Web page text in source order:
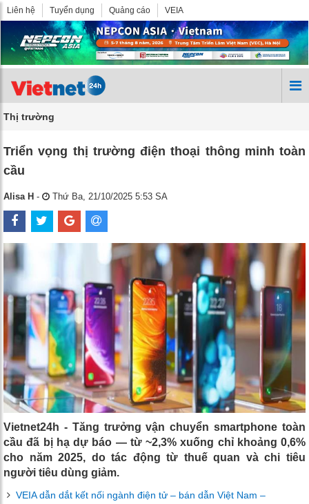
Liên hệ Tuyển dụng Quảng cáo VEIA
Thị trường
Triển vọng thị trường điện thoại thông minh toàn
cầu
Alisa H - Thứ Ba, 21/10/2025 5:53 SA
Vietnet24h - Tăng trưởng vận chuyển smartphone toàn
cầu đã bị hạ dự báo — từ ~2,3% xuống chỉ khoảng 0,6%
cho năm 2025, do tác động từ thuế quan và chi tiêu
người tiêu dùng giảm.
VEIA dẫn dắt kết nối ngành điện tử – bán dẫn Việt Nam –